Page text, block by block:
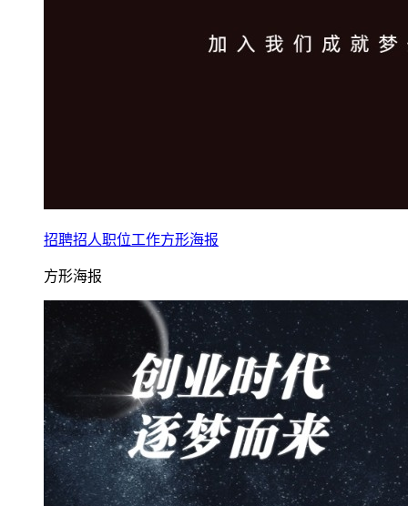
招聘招人职位工作方形海报
方形海报